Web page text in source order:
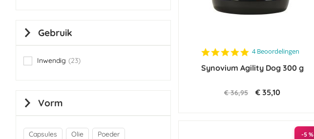
5.0
rating
4 Beoordelingen
Synovium Agility Dog 300 g
€ 36,95 € 35,10
-5 %
Gebruik
Inwendig 23
items
Vorm
Capsules Olie
Poeder